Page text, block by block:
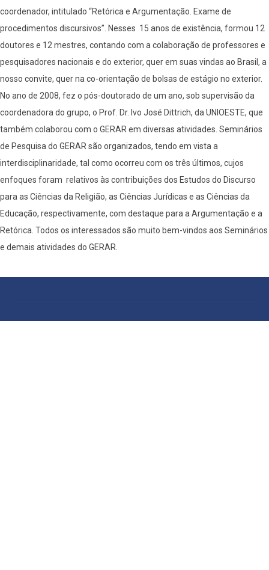
coordenador, intitulado “Retórica e Argumentação. Exame de
procedimentos discursivos”. Nesses 15 anos de existência, formou 12
doutores e 12 mestres, contando com a colaboração de professores e
pesquisadores nacionais e do exterior, quer em suas vindas ao Brasil, a
nosso convite, quer na co-orientação de bolsas de estágio no exterior.
No ano de 2008, fez o pós-doutorado de um ano, sob supervisão da
coordenadora do grupo, o Prof. Dr. Ivo José Dittrich, da UNIOESTE, que
também colaborou com o GERAR em diversas atividades. Seminários
de Pesquisa do GERAR são organizados, tendo em vista a
interdisciplinaridade, tal como ocorreu com os três últimos, cujos
enfoques foram relativos às contribuições dos Estudos do Discurso
para as Ciências da Religião, as Ciências Jurídicas e as Ciências da
Educação, respectivamente, com destaque para a Argumentação e a
Retórica. Todos os interessados são muito bem-vindos aos Seminários
e demais atividades do GERAR.